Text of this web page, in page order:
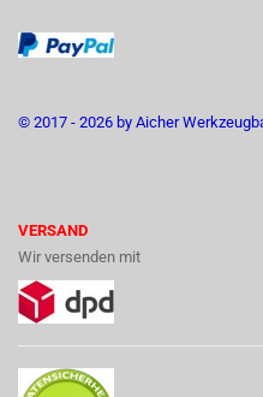
© 2017 - 2026 by Aicher
VERSAND
Wir versenden mit